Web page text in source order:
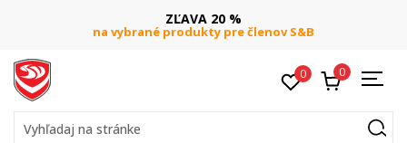
ZĽAVA 20 %
na vybrané produkty pre členov S&B
0 0
Vyhľadaj na stránke